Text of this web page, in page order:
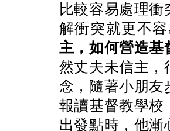
比較容易處理
解衝突就更不
主，如何營造基
然丈夫未信主，
念，隨著小朋友
報讀基督教學校
出發點時，他漸